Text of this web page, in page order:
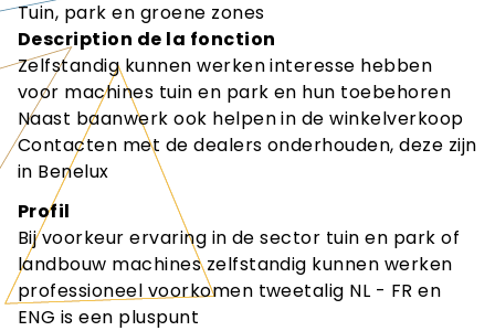
Tuin, park en groene zones
Description de la fonction
Zelfstandig kunnen werken interesse hebben
voor machines tuin en park en hun toebehoren
Naast baanwerk ook helpen in de winkelverkoop
Contacten met de dealers onderhouden, deze zijn
in Benelux
Profil
Bij voorkeur ervaring in de sector tuin en park of
landbouw machines zelfstandig kunnen werken
professioneel voorkomen tweetalig NL - FR en
ENG is een pluspunt